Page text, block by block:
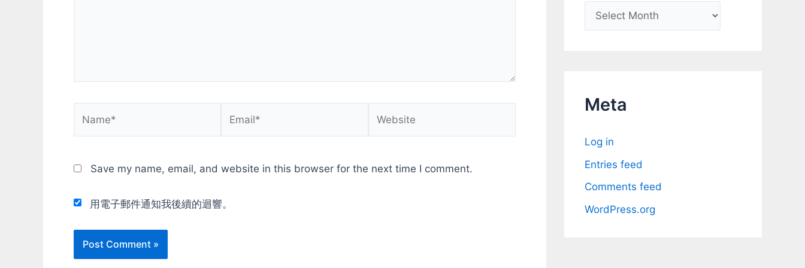
Save my name, email, and website in this browser for the next time I comment.
用電子郵件通知我後續的迴響。
r
vMeta
Log in
Entries feed
Comments feed
WordPress.org